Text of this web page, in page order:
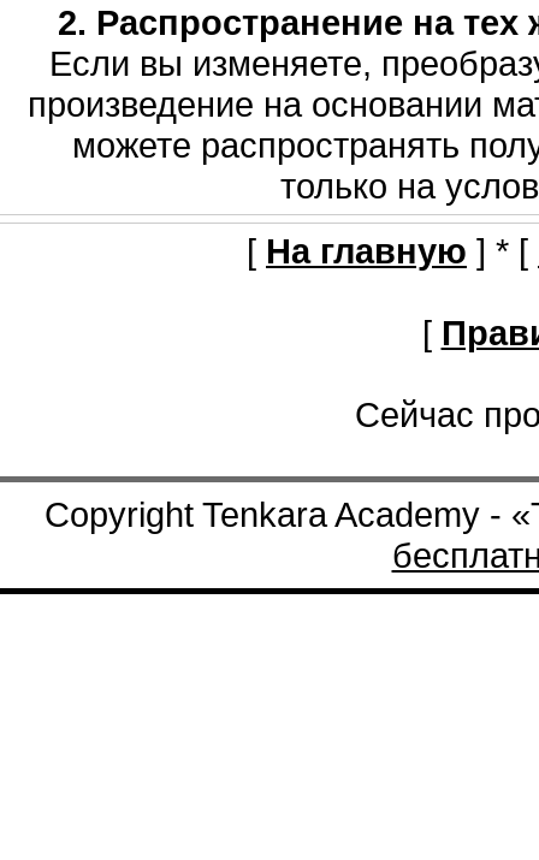
2. Распространение на тех
Если вы изменяете,
произведение на основании
можете распространять
только на
[ На главную ] * [
[
Сейчас
Copyright Tenkara Academy -